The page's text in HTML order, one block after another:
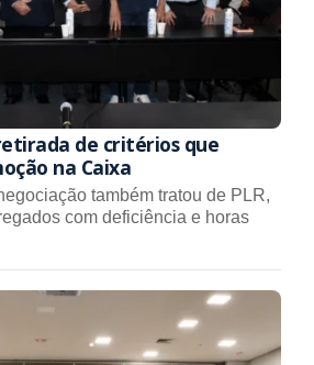
de critérios que
na Caixa
também tratou de PLR,
com deficiência e horas